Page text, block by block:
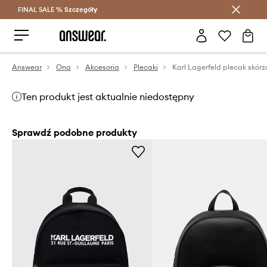
Oszczędzaj z Answear Club >
FINAL SALE % Szczegóły
Answear Ona Akcesoria Plecaki Karl Lagerfeld plecak
Ten produkt jest aktualnie niedostępny
Sprawdź podobne produkty